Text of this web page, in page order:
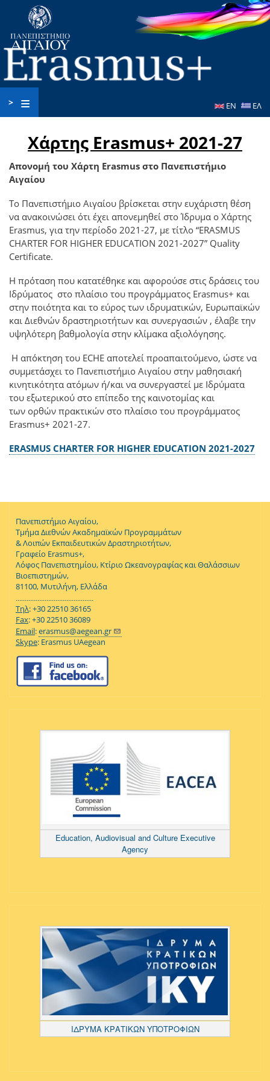
προς
το
περιεχόμενο
EN ΕΛ
>
Χάρτης Erasmus+ 2021-27
Απονομή του Χάρτη Erasmus στο Πανεπιστήμιο
Αιγαίου
Το Πανεπιστήμιο Αιγαίου βρίσκεται στην ευχάριστη θέση
να ανακοινώσει ότι έχει απονεμηθεί στο Ίδρυμα ο Χάρτης
Erasmus, για την περίοδο 2021-27, με τίτλο “ERASMUS
CHARTER FOR HIGHER EDUCATION 2021-2027” Quality
Certificate.
Η πρόταση που κατατέθηκε και αφορούσε στις δράσεις του
Ιδρύματος στο πλαίσιο του προγράμματος Erasmus+ και
στην ποιότητα και το εύρος των ιδρυματικών, Ευρωπαϊκών
και Διεθνών δραστηριοτήτων και συνεργασιών , έλαβε την
υψηλότερη βαθμολογία στην κλίμακα αξιολόγησης.
Η απόκτηση του ECHE αποτελεί προαπαιτούμενο, ώστε να
συμμετάσχει το Πανεπιστήμιο Αιγαίου στην μαθησιακή
κινητικότητα ατόμων ή/και να συνεργαστεί με Ιδρύματα
του εξωτερικού στο επίπεδο της καινοτομίας και
των ορθών πρακτικών στο πλαίσιο του προγράμματος
Erasmus+ 2021-27.
ERASMUS CHARTER FOR HIGHER EDUCATION 2021-2027
Πανεπιστήμιο Αιγαίου,
Τμήμα Διεθνών Ακαδημαϊκών Προγραμμάτων
& Λοιπών Εκπαιδευτικών Δραστηριοτήτων,
Γραφείο Erasmus+,
Λόφος Πανεπιστημίου, Κτίριο Ωκεανογραφίας και Θαλάσσιων
Βιοεπιστημών,
81100, Μυτιλήνη, Ελλάδα
...........................................
Τηλ: +30 22510 36165
Fax: +30 22510 36089
Email:erasmus@aegean.gr
Skype: Erasmus UAegean
Education, Audiovisual and Culture Executive
Agency
ΙΔΡΥΜΑ ΚΡΑΤΙΚΩΝ ΥΠΟΤΡΟΦΙΩΝ